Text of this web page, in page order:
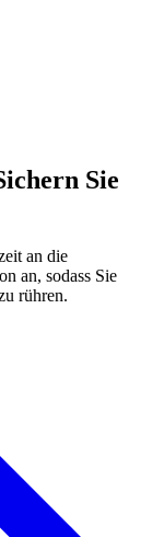
Sie
an die
an, sodass Sie
rühren.